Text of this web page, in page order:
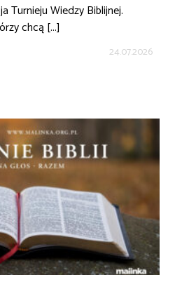
Turnieju Wiedzy Biblijnej.
chcą [...]
24.07.2026